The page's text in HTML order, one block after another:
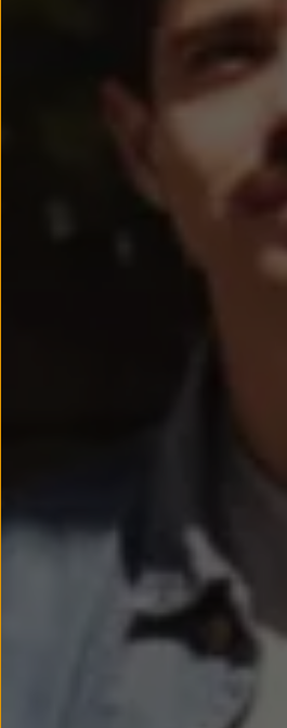
Transporte
Entretenimiento
Merchandising
Todo sobre tu Volkswagen
Tu coche conectado
Manuales del coche
Información sobre
Accede a My
Información sobre
Suscripción de